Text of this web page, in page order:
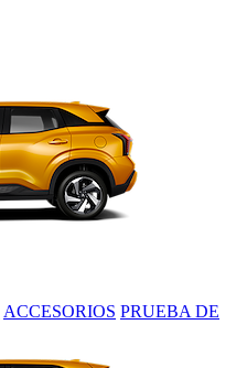
ACCESORIOS PRUEBA DE